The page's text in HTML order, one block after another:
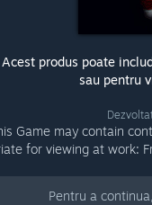
Acest produs poate
sau pentru
Game may contain
for viewing at work:
Pentru a